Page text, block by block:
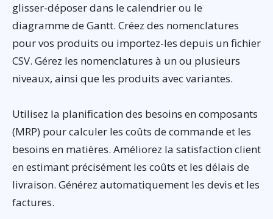
glisser-déposer dans le calendrier ou le
diagramme de Gantt. Créez des nomenclatures
pour vos produits ou importez-les depuis un fichier
CSV. Gérez les nomenclatures à un ou plusieurs
niveaux, ainsi que les produits avec variantes.
Utilisez la planification des besoins en composants
(MRP) pour calculer les coûts de commande et les
besoins en matières. Améliorez la satisfaction client
en estimant précisément les coûts et les délais de
livraison. Générez automatiquement les devis et les
factures.